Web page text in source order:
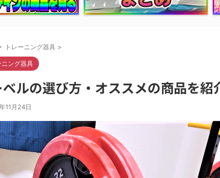
トレーニング器具 >
ニング器具
ルの選び方・オススメの商品を紹
11月24日